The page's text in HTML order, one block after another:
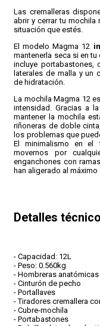
Las cremalleras
abrir y cerrar tu
situación que estés.
El modelo Magma 12
mantenerla seca si en
incluye portabastones,
laterales de malla y un
de hidratación.
La mochila Magma 12
intensidad. Gracias a
mantener la mochila
riñoneras de doble
los problemas que
El minimalismo en el
movernos por
enganchones con
han aligerado al
Detalles
- Capacidad: 12L
- Peso: 0.560kg
- Hombreras anatómicas
- Cinturón de pecho
- Portallaves
- Tiradores cremallera
- Cubre-mochila
- Portabastones